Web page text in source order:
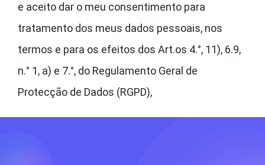
e aceito dar o meu consentimento para
tratamento dos meus dados pessoais, nos
termos e para os efeitos dos Art.os 4.°, 11), 6.9,
n.° 1, a) e 7.°, do Regulamento Geral de
Protecção de Dados (RGPD),